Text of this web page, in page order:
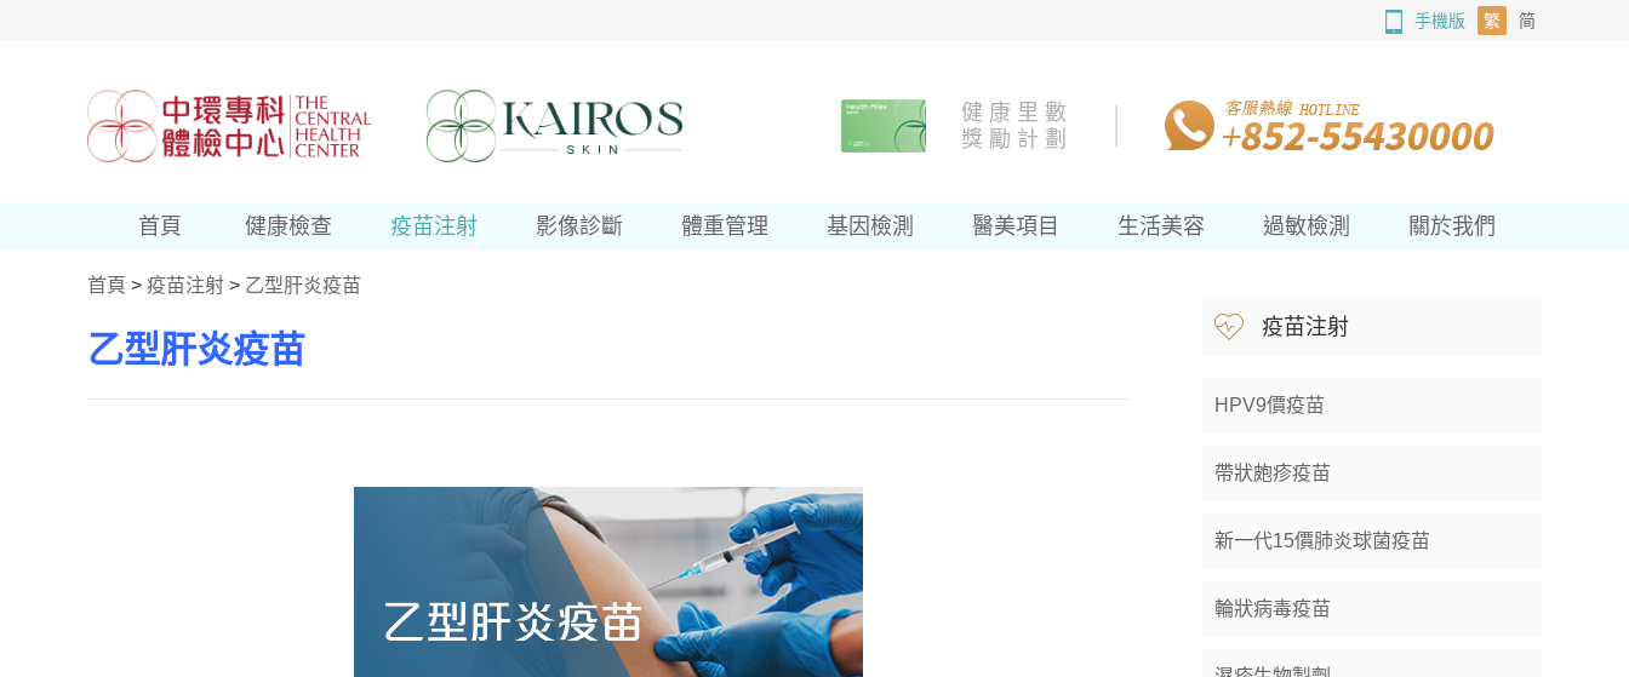
手機版 繁 简
健 康 里 數
獎 勵 計 劃
首頁 健康檢查 疫苗注射 影像診斷 體重管理 基因檢測 醫美項目 生活美容 過敏檢測 關於我們
首頁 > 疫苗注射 > 乙型肝炎疫苗
乙型肝炎疫苗
疫苗注射
HPV9價疫苗
帶狀皰疹疫苗
新一代15價肺炎球菌疫苗
輪狀病毒疫苗